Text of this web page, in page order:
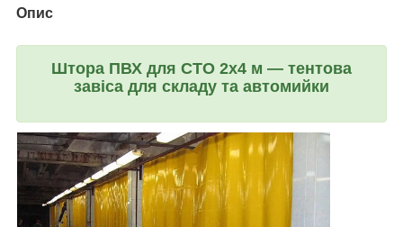
Опис
Штора ПВХ для СТО 2x4 м — тентова
завіса для складу та автомийки